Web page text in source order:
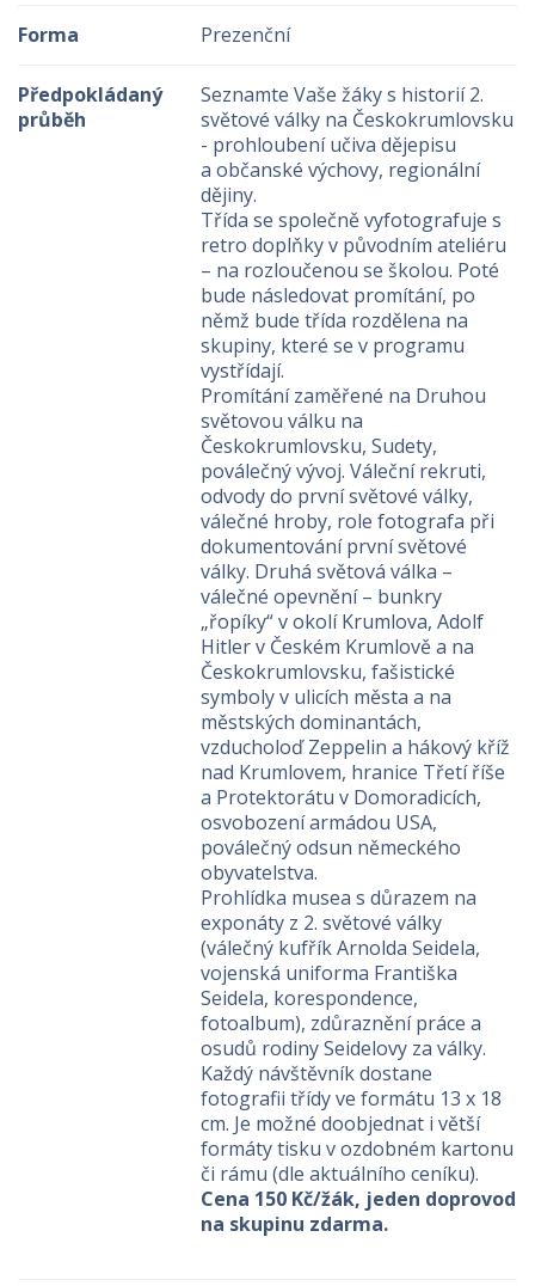
Forma Prezenční
Předpokládaný
průběh
Seznamte Vaše žáky s historií 2.
světové války na Českokrumlovsku
- prohloubení učiva dějepisu
a občanské výchovy, regionální
dějiny.
Třída se společně vyfotografuje s
retro doplňky v původním ateliéru
– na rozloučenou se školou. Poté
bude následovat promítání, po
němž bude třída rozdělena na
skupiny, které se v programu
vystřídají.
Promítání zaměřené na Druhou
světovou válku na
Českokrumlovsku, Sudety,
poválečný vývoj. Váleční rekruti,
odvody do první světové války,
válečné hroby, role fotografa při
dokumentování první světové
války. Druhá světová válka –
válečné opevnění – bunkry
„řopíky“ v okolí Krumlova, Adolf
Hitler v Českém Krumlově a na
Českokrumlovsku, fašistické
symboly v ulicích města a na
městských dominantách,
vzducholoď Zeppelin a hákový kříž
nad Krumlovem, hranice Třetí říše
a Protektorátu v Domoradicích,
osvobození armádou USA,
poválečný odsun německého
obyvatelstva.
Prohlídka musea s důrazem na
exponáty z 2. světové války
(válečný kufřík Arnolda Seidela,
vojenská uniforma Františka
Seidela, korespondence,
fotoalbum), zdůraznění práce a
osudů rodiny Seidelovy za války.
Každý návštěvník dostane
fotografii třídy ve formátu 13 x 18
cm. Je možné doobjednat i větší
formáty tisku v ozdobném kartonu
či rámu (dle aktuálního ceníku).
Cena 150 Kč/žák, jeden doprovod
na skupinu zdarma.